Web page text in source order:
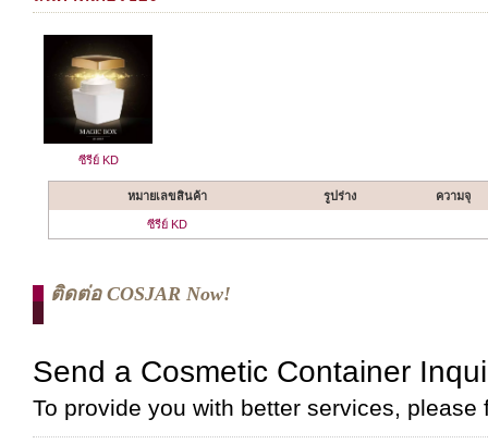
ซีรีย์ KD
หมายเลขสินค้า รูปร่าง ความจุ
ซีรีย์ KD
ติดต่อ COSJAR Now!